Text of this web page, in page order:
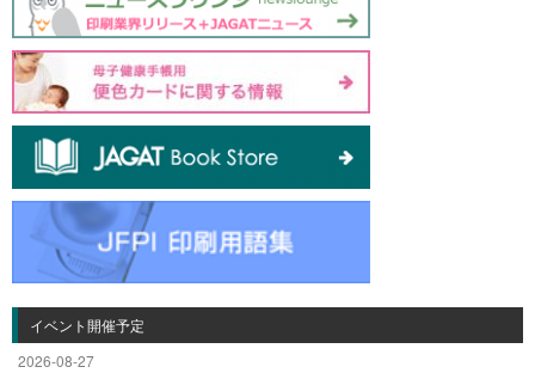
イベント開催予定
2026-08-27